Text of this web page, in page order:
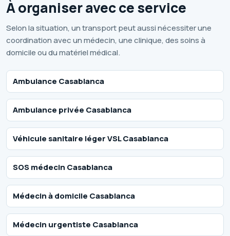
À organiser avec ce service
Selon la situation, un transport peut aussi nécessiter une
coordination avec un médecin, une clinique, des soins à
domicile ou du matériel médical.
Ambulance Casablanca
Ambulance privée Casablanca
Véhicule sanitaire léger VSL Casablanca
SOS médecin Casablanca
Médecin à domicile Casablanca
Médecin urgentiste Casablanca